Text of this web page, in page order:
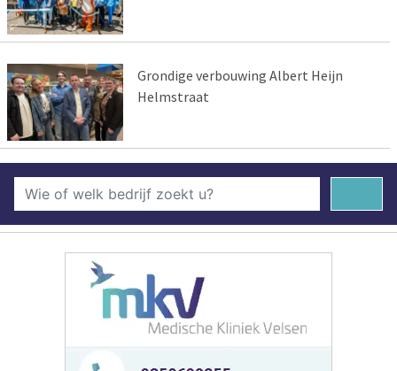
Grondige verbouwing Albert Heijn
Helmstraat